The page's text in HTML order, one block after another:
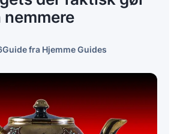
nemmere
Guide fra Hjemme Guides